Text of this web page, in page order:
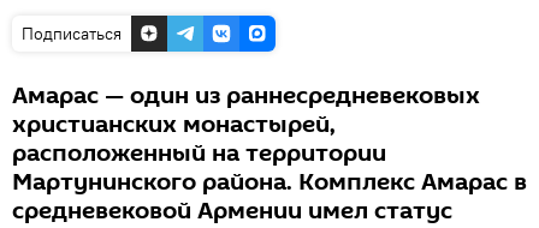
Подписаться
Амарас — один из раннесредневековых
христианских монастырей,
расположенный на территории
Мартунинского района. Комплекс Амарас в
средневековой Армении имел статус